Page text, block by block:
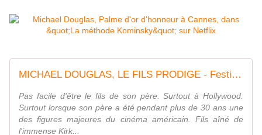
MICHAEL DOUGLAS, LE FILS PRODIGE - Festival de Cannes
Pas facile d'être le fils de son père. Surtout à Hollywood.
Surtout lorsque son père a été pendant plus de 30 ans une
des figures majeures du cinéma américain. Fils aîné de
l'immense Kirk...